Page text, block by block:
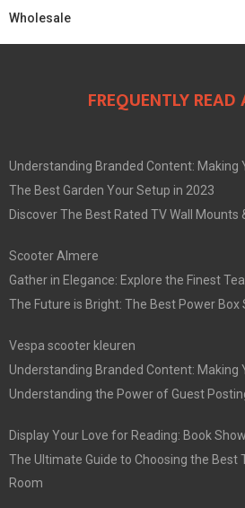
Wholesale
FREQUENTLY READ
Understanding Branded Content: Making
The Best Garden Your Setup in 2023
Discover The Best Rated TV Wall Mounts
Scooter Almere
Gather in Elegance: Explore the Finest
The Future is Bright: The Best Power
Vespa scooter kleuren
Understanding Branded Content: Making
Understanding the Power of Guest
Display Your Love for Reading: Book
The Ultimate Guide to Choosing the Best
Room